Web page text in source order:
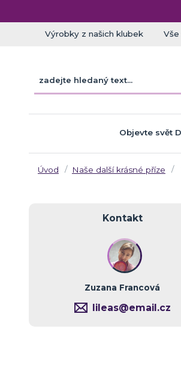
Výrobky z našich klubek
Objevte svět
Úvod Naše další krásné příze
Kontakt
Zuzana Francová
lileas@email.cz